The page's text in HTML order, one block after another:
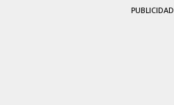
PUBLICIDAD